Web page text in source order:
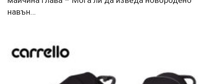
навън…